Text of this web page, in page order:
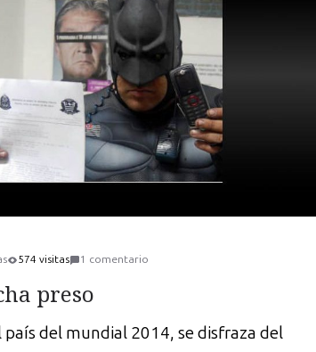
574 visitas 1 comentario
preso
del mundial 2014, se disfraza del